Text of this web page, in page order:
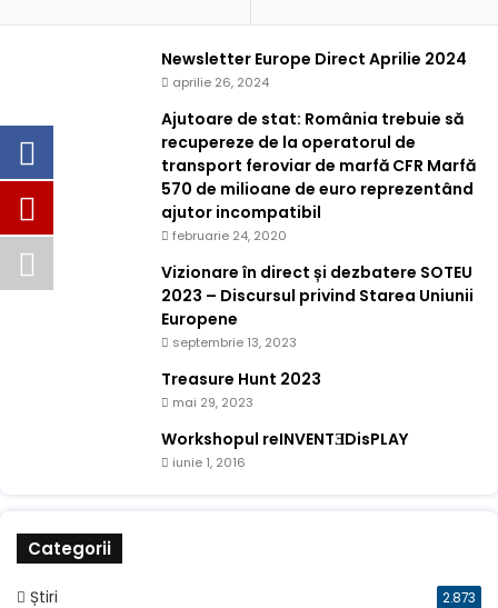
Newsletter Europe Direct Aprilie 2024
aprilie 26, 2024
Ajutoare de stat: România trebuie să
recupereze de la operatorul de
transport feroviar de marfă CFR Marfă
570 de milioane de euro reprezentând
ajutor incompatibil
februarie 24, 2020
Vizionare în direct și dezbatere SOTEU
2023 – Discursul privind Starea Uniunii
Europene
septembrie 13, 2023
Treasure Hunt 2023
mai 29, 2023
Workshopul reINVENTƎDisPLAY
iunie 1, 2016
Categorii
Știri 2.873